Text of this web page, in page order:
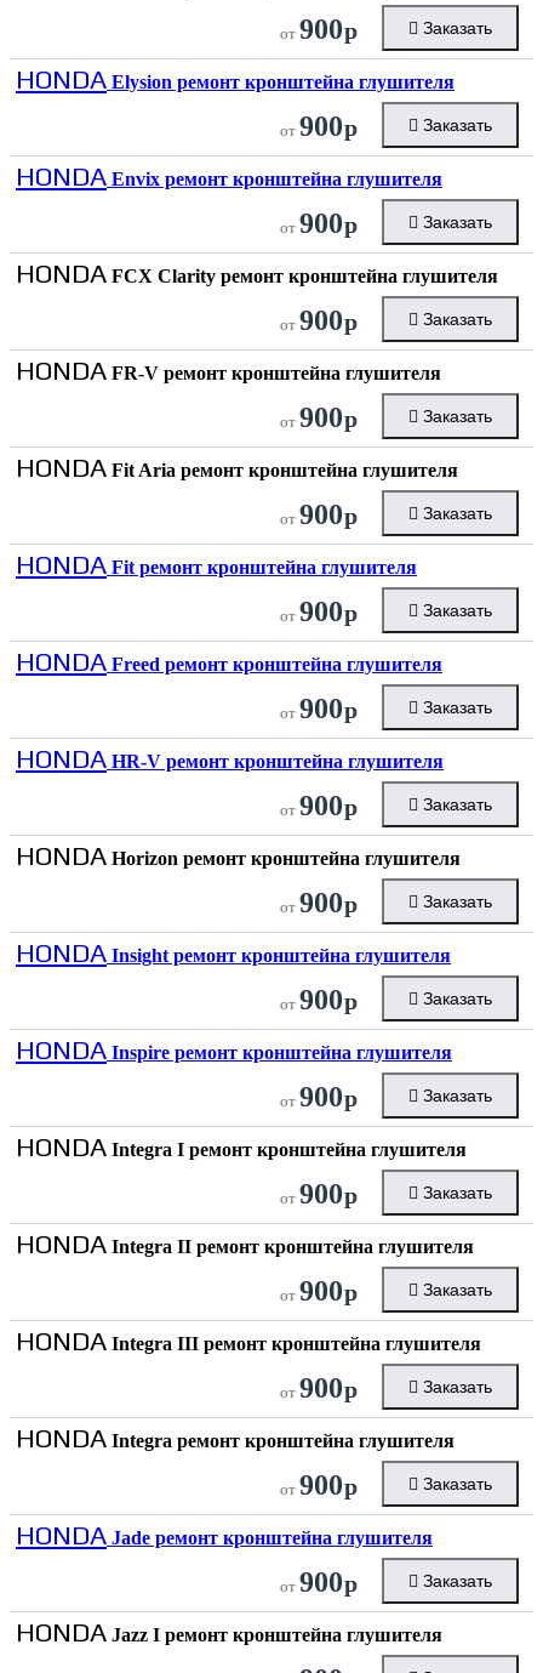
от 900р Заказать
HONDA Elysion ремонт кронштейна глушителя
от 900р Заказать
HONDA Envix ремонт кронштейна глушителя
от 900р Заказать
HONDA FCX Clarity ремонт кронштейна глушителя
от 900р Заказать
HONDA FR-V ремонт кронштейна глушителя
от 900р Заказать
HONDA Fit Aria ремонт кронштейна глушителя
от 900р Заказать
HONDA Fit ремонт кронштейна глушителя
от 900р Заказать
HONDA Freed ремонт кронштейна глушителя
от 900р Заказать
HONDA HR-V ремонт кронштейна глушителя
от 900р Заказать
HONDA Horizon ремонт кронштейна глушителя
от 900р Заказать
HONDA Insight ремонт кронштейна глушителя
от 900р Заказать
HONDA Inspire ремонт кронштейна глушителя
от 900р Заказать
HONDA Integra I ремонт кронштейна глушителя
от 900р Заказать
HONDA Integra II ремонт кронштейна глушителя
от 900р Заказать
HONDA Integra III ремонт кронштейна глушителя
от 900р Заказать
HONDA Integra ремонт кронштейна глушителя
от 900р Заказать
HONDA Jade ремонт кронштейна глушителя
от 900р Заказать
HONDA Jazz I ремонт кронштейна глушителя